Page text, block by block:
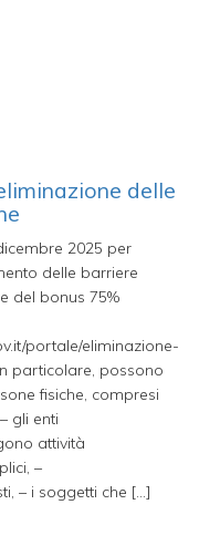
delle
2025 per
delle barriere
del bonus 75%
portale/eliminazione-
particolare, possono
fisiche, compresi
gli enti
attività
–
– i soggetti che […]